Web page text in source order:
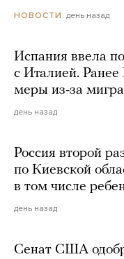
НОВОСТИ день назад
Испания ввела
с Италией.
меры из-за
день назад
Россия второй
по Киевской
в том числе
день назад
Сенат США